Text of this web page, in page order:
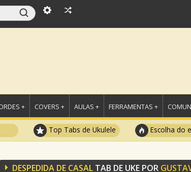
+ COVERS + AULAS + FERRAMENTAS +
Top Tabs de Ukulele Escolha do
DESPEDIDA DE CASAL TAB DE UKE POR